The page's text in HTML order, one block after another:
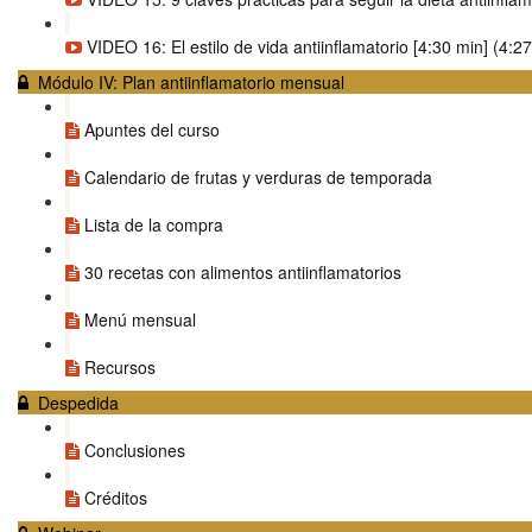
VIDEO 16: El estilo de vida antiinflamatorio [4:30 min]
Módulo IV: Plan antiinflamatorio mensual
Apuntes del curso
Calendario de frutas y verduras de temporada
Lista de la compra
30 recetas con alimentos antiinflamatorios
Menú mensual
Recursos
Despedida
Conclusiones
Créditos